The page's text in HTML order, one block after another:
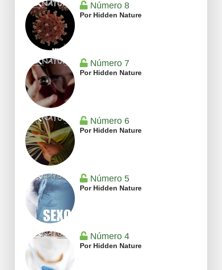
Número 8
Por Hidden Nature
Número 7
Por Hidden Nature
Número 6
Por Hidden Nature
Número 5
Por Hidden Nature
Número 4
Por Hidden Nature